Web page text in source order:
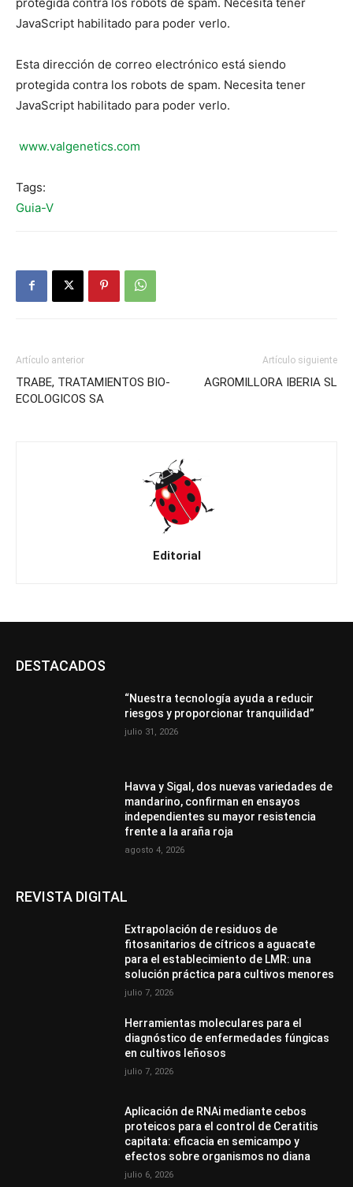
JavaScript habilitado para poder verlo.
Esta dirección de correo electrónico está siendo
protegida contra los robots de spam. Necesita tener
JavaScript habilitado para poder verlo.
www.valgenetics.com
Tags:
Guia-V
Artículo anterior
TRABE, TRATAMIENTOS BIO-
ECOLOGICOS SA
Artículo siguiente
AGROMILLORA IBERIA SL
Editorial
DESTACADOS
“Nuestra tecnología ayuda a reducir
riesgos y proporcionar tranquilidad”
julio 31, 2026
Havva y Sigal, dos nuevas variedades de
mandarino, confirman en ensayos
independientes su mayor resistencia
frente a la araña roja
agosto 4, 2026
REVISTA DIGITAL
Extrapolación de residuos de
fitosanitarios de cítricos a aguacate
para el establecimiento de LMR: una
solución práctica para cultivos menores
julio 7, 2026
Herramientas moleculares para el
diagnóstico de enfermedades fúngicas
en cultivos leñosos
julio 7, 2026
Aplicación de RNAi mediante cebos
proteicos para el control de Ceratitis
capitata: eficacia en semicampo y
efectos sobre organismos no diana
julio 6, 2026